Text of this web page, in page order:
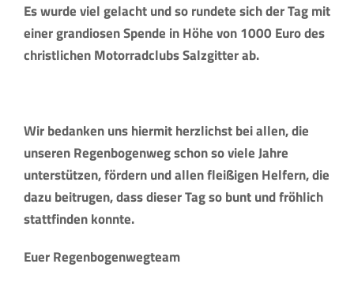
Es wurde viel gelacht und so rundete sich der Tag mit
einer grandiosen Spende in Höhe von 1000 Euro des
christlichen Motorradclubs Salzgitter ab.
Wir bedanken uns hiermit herzlichst bei allen, die
unseren Regenbogenweg schon so viele Jahre
unterstützen, fördern und allen fleißigen Helfern, die
dazu beitrugen, dass dieser Tag so bunt und fröhlich
stattfinden konnte.
Euer Regenbogenwegteam